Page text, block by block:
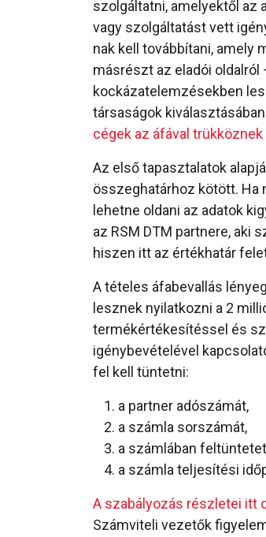
szolgáltatni, amelyektől az
vagy szolgáltatást vett
nak kell továbbítani, amely
másrészt az eladói
kockázatelemzésekben
társaságok
cégek az áfával
Az első tapasztalatok
összeghatárhoz kötött. Ha
lehetne oldani az adatok
az RSM DTM partnere, aki
hiszen itt az értékhatár
A tételes áfabevallás
lesznek nyilatkozni a 2
termékértékesítéssel és
igénybevételével
fel kell tüntetni:
a partner adószámát,
a számla sorszámát,
a számlában
a számla teljesítési
A szabályozás részletei itt
Számviteli vezetők